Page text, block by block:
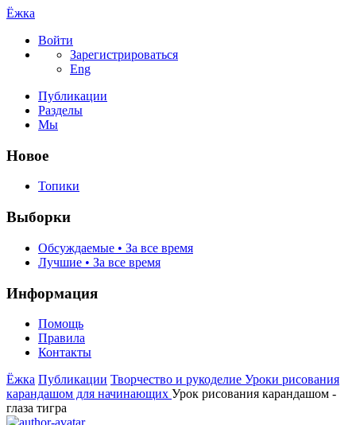
Ёжка
Войти
Зарегистрироваться
Eng
Публикации
Разделы
Мы
Новое
Топики
Выборки
Обсуждаемые • За все время
Лучшие • За все время
Информация
Помощь
Правила
Контакты
Ёжка Публикации Творчество и рукоделие Уроки рисования
карандашом для начинающих Урок рисования карандашом -
глаза тигра